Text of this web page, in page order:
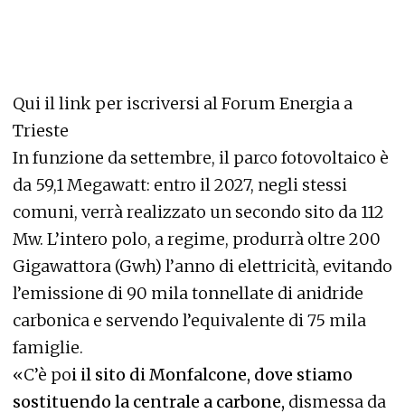
Qui il link per iscriversi al Forum Energia a
Trieste
In funzione da settembre, il parco fotovoltaico è
da 59,1 Megawatt: entro il 2027, negli stessi
comuni, verrà realizzato un secondo sito da 112
Mw. L’intero polo, a regime, produrrà oltre 200
Gigawattora (Gwh) l’anno di elettricità, evitando
l’emissione di 90 mila tonnellate di anidride
carbonica e servendo l’equivalente di 75 mila
famiglie.
«C’è poi il sito di Monfalcone, dove stiamo
sostituendo la centrale a carbone, dismessa da